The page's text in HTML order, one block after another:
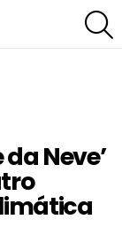
Neve’